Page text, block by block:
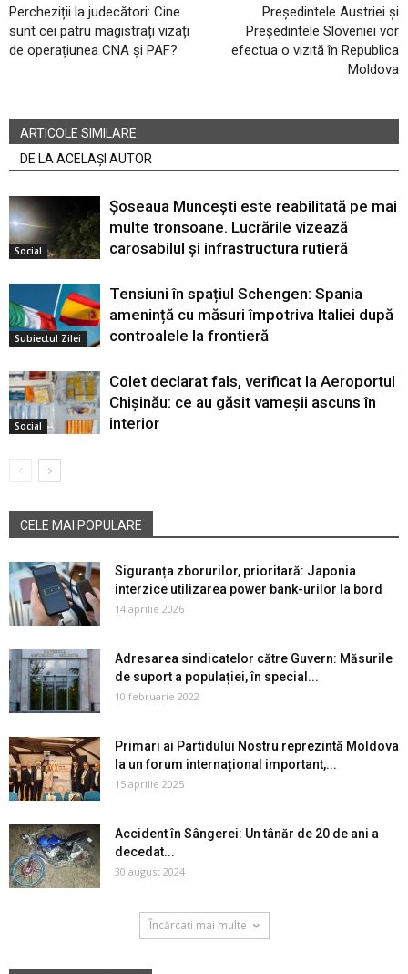
Percheziții la judecători: Cine
sunt cei patru magistrați vizați
de operațiunea CNA și PAF?
Președintele Austriei și
Președintele Sloveniei vor
efectua o vizită în Republica
Moldova
ARTICOLE SIMILARE
DE LA ACELAȘI AUTOR
Social
Șoseaua Muncești este reabilitată pe mai
multe tronsoane. Lucrările vizează
carosabilul și infrastructura rutieră
Subiectul Zilei
Tensiuni în spațiul Schengen: Spania
amenință cu măsuri împotriva Italiei după
controalele la frontieră
Social
Colet declarat fals, verificat la Aeroportul
Chișinău: ce au găsit vameșii ascuns în
interior
CELE MAI POPULARE
Siguranța zborurilor, prioritară: Japonia
interzice utilizarea power bank-urilor la bord
14 aprilie 2026
Adresarea sindicatelor către Guvern: Măsurile
de suport a populației, în special...
10 februarie 2022
Primari ai Partidului Nostru reprezintă Moldova
la un forum internațional important,...
15 aprilie 2025
Accident în Sângerei: Un tânăr de 20 de ani a
decedat...
30 august 2024
Încărcați mai multe